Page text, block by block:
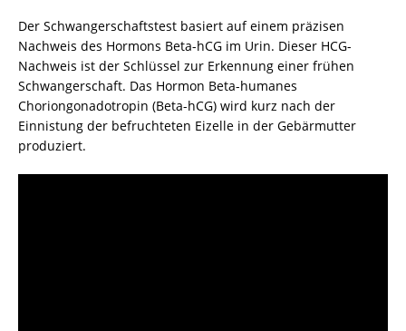
Der Schwangerschaftstest basiert auf einem präzisen
Nachweis des Hormons Beta-hCG im Urin. Dieser HCG-
Nachweis ist der Schlüssel zur Erkennung einer frühen
Schwangerschaft. Das Hormon Beta-humanes
Choriongonadotropin (Beta-hCG) wird kurz nach der
Einnistung der befruchteten Eizelle in der Gebärmutter
produziert.